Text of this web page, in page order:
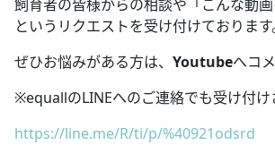
飼育者の皆様からの相談や「こんな動画
というリクエストを受け付けております
ぜひお悩みがある方は、 Youtubeへコ
※equallのLINEへのご連絡でも受け付け
https://line.me/R/ti/p/%40921odsrd